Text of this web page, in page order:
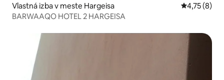
Vlastná izba v meste Hargeisa Priemerné
4,75 (8)
BARWAAQO HOTEL 2 HARGEISA